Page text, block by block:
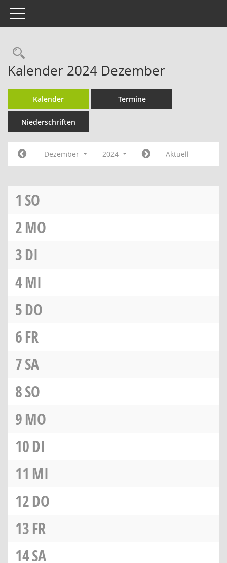
Toggle navigation
Rechercheauswahl
Kalender 2024 Dezember
Kalender Termine
Niederschriften
Dezember 2024 Aktuell
1 SO
2MO
3DI
4MI
5DO
6FR
7SA
8SO
9MO
10DI
11 MI
12DO
13FR
14SA